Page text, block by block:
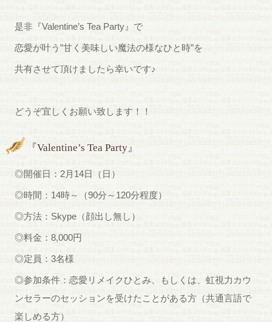
是非『Valentine’s Tea Party』で
恋愛が叶う”甘く美味しい魔法の様なひと時”を
共有させて頂けましたら幸いです♪
どうぞ宜しくお願い致します！！
『Valentine’s Tea Party』
◎開催日：2月14日（日）
◎時間：14時～（90分～120分程度）
◎方法：Skype（顔出し無し）
◎料金：8,000円
◎定員：3名様
◎参加条件：恋愛リメイクひとみ、もしくは、虹視力カウ
ンセラーのセッションを受けたことがある方（共通言語で
楽しめる方）